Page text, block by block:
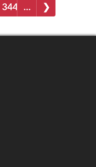
344 … ❯